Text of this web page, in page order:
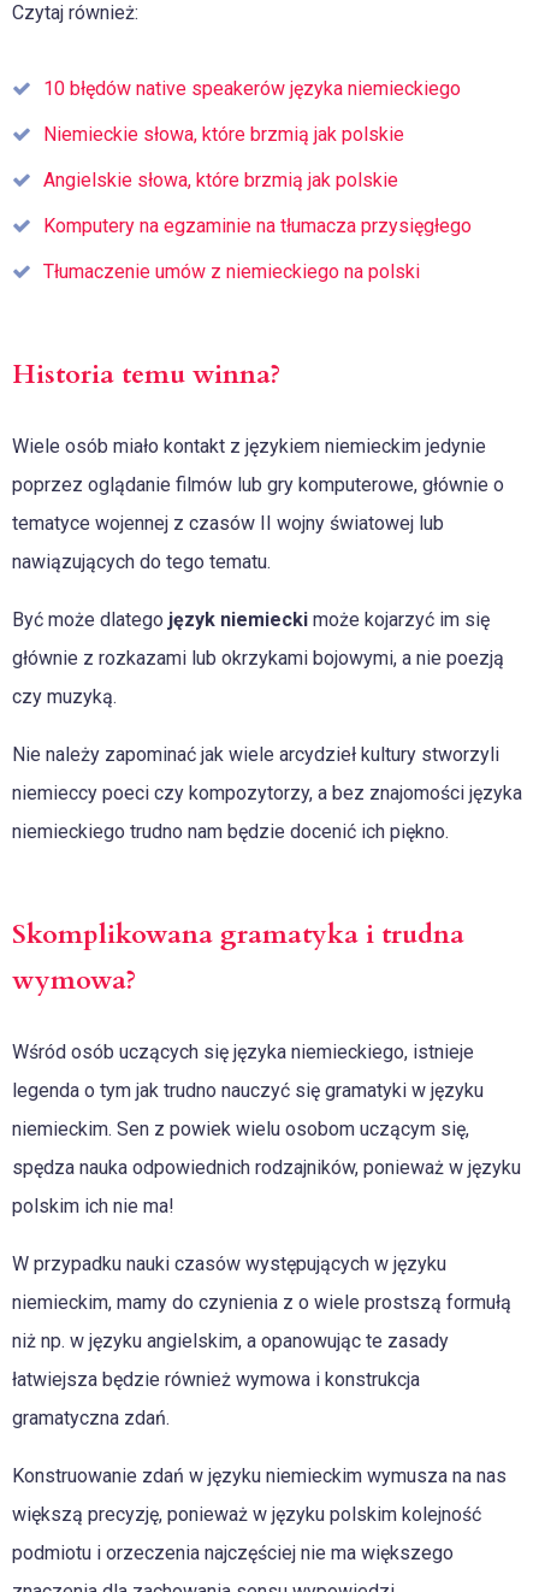
Czytaj również:
10 błędów native speakerów języka niemieckiego
Niemieckie słowa, które brzmią jak polskie
Angielskie słowa, które brzmią jak polskie
Komputery na egzaminie na tłumacza przysięgłego
Tłumaczenie umów z niemieckiego na polski
Historia temu winna?
Wiele osób miało kontakt z językiem niemieckim jedynie
poprzez oglądanie filmów lub gry komputerowe, głównie o
tematyce wojennej z czasów II wojny światowej lub
nawiązujących do tego tematu.
Być może dlatego język niemiecki może kojarzyć im się
głównie z rozkazami lub okrzykami bojowymi, a nie poezją
czy muzyką.
Nie należy zapominać jak wiele arcydzieł kultury stworzyli
niemieccy poeci czy kompozytorzy, a bez znajomości języka
niemieckiego trudno nam będzie docenić ich piękno.
Skomplikowana gramatyka i trudna
wymowa?
Wśród osób uczących się języka niemieckiego, istnieje
legenda o tym jak trudno nauczyć się gramatyki w języku
niemieckim. Sen z powiek wielu osobom uczącym się,
spędza nauka odpowiednich rodzajników, ponieważ w języku
polskim ich nie ma!
W przypadku nauki czasów występujących w języku
niemieckim, mamy do czynienia z o wiele prostszą formułą
niż np. w języku angielskim, a opanowując te zasady
łatwiejsza będzie również wymowa i konstrukcja
gramatyczna zdań.
Konstruowanie zdań w języku niemieckim wymusza na nas
większą precyzję, ponieważ w języku polskim kolejność
podmiotu i orzeczenia najczęściej nie ma większego